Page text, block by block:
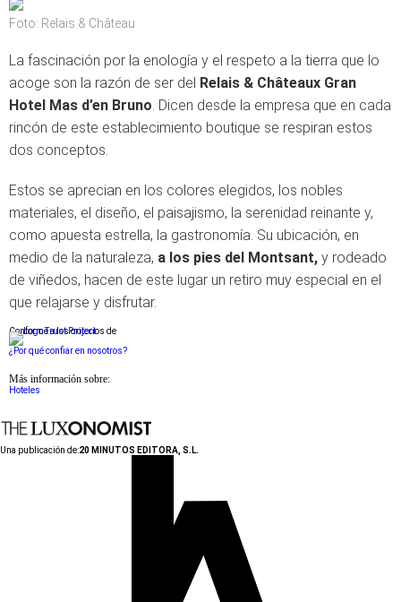
Foto: Relais & Château
La fascinación por la enología y el respeto a la tierra que lo
acoge son la razón de ser del Relais & Châteaux Gran
Hotel Mas d’en Bruno. Dicen desde la empresa que en cada
rincón de este establecimiento boutique se respiran estos
dos conceptos.
Estos se aprecian en los colores elegidos, los nobles
materiales, el diseño, el paisajismo, la serenidad reinante y,
como apuesta estrella, la gastronomía. Su ubicación, en
medio de la naturaleza, a los pies del Montsant, y rodeado
de viñedos, hacen de este lugar un retiro muy especial en el
que relajarse y disfrutar.
Conforme a los criterios de
¿Por qué confiar en nosotros?
Más información sobre:
Hoteles
Una publicación de:20 MINUTOS EDITORA, S.L.